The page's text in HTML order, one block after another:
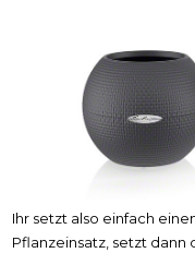
Ihr setzt also einfach
Pflanzeinsatz, setzt